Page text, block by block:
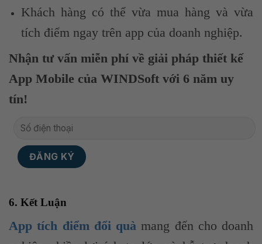
Khách hàng có thể vừa mua hàng và vừa
tích điểm ngay trên app của doanh nghiệp.
Nhận tư vấn miễn phí về giải pháp thiết kế
App Mobile của WINDSoft với 6 năm uy
tín!
6. Kết Luận
App tích điểm đổi quà mang đến cho doanh